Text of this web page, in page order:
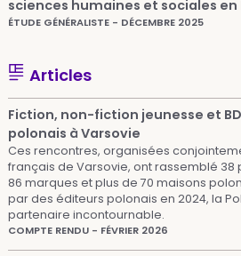
sciences humaines et sociales en
ÉTUDE GÉNÉRALISTE - DÉCEMBRE 2025
Articles
Fiction, non-fiction jeunesse et
polonais à Varsovie
Ces rencontres, organisées
français de Varsovie, ont rassemblé
86 marques et plus de 70 maisons
par des éditeurs polonais en 2024, la
partenaire incontournable.
COMPTE RENDU - FÉVRIER 2026